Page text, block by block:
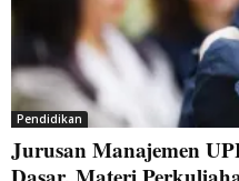
Pendidikan
Jurusan Manajemen